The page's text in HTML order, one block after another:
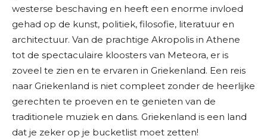
westerse beschaving en heeft een enorme invloed
gehad op de kunst, politiek, filosofie, literatuur en
architectuur. Van de prachtige Akropolis in Athene
tot de spectaculaire kloosters van Meteora, er is
zoveel te zien en te ervaren in Griekenland. Een reis
naar Griekenland is niet compleet zonder de heerlijke
gerechten te proeven en te genieten van de
traditionele muziek en dans. Griekenland is een land
dat je zeker op je bucketlist moet zetten!